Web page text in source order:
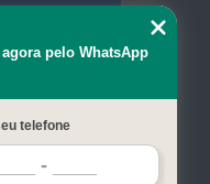
pelo WhatsApp
telefone